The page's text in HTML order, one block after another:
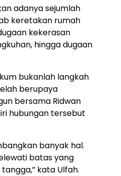
adanya sejumlah
keretakan rumah
kekerasan
hingga dugaan
bukanlah langkah
berupaya
bersama Ridwan
hubungan tersebut
banyak hal.
batas yang
kata Ulfah.